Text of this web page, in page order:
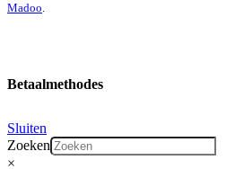
Madoo.
Betaalmethodes
Sluiten
Zoeken
×